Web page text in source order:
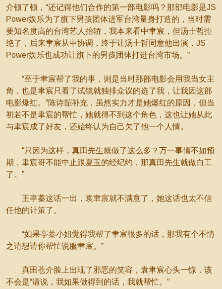
介顿了顿，“还记得他们合作的第一部电影吗？那部电影是JS
Power娱乐为了旗下男孩团体进军台湾量身打造的，当时需
要知名度高的台湾艺人抬轿，我本来看中聿宸，但汤士哲拒
绝了，后来聿宸从中协调，终于让汤士哲同意他出演，JS
Power娱乐也成功让旗下的男孩团体打进台湾市场。”
“至于聿宸帮了我的事，则是当时那部电影会用我当女主
角，也是聿宸只看了试镜就独排众议的选了我，让我因这部
电影爆红。”陈诗韶补充，虽然实力才是她爆红的原因，但当
初若不是聿宸的帮忙，她就得不到这个角色，这也让她从此
与聿宸成了好友，还始终认为自己欠了他一个人情。
“只因为这样，真田先生就做了这么多？万一事情不如预
期，聿宸哥不能中止跟夏玉的经纪约，那真田先生就做白工
了。”
王亭蓁这话一出，袁聿宸就不满意了，她这话也太不信
任他的计策了。
“如果亭蓁小姐觉得我帮了聿宸很多的话，那我有个不情
之请想请你帮忙说服聿宸。”
真田苍介脸上出现了邪恶的笑容，袁聿宸心头一惊，该
不会是“请说，我如果做得到的话，我就帮忙。”